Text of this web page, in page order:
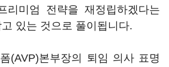
리미엄 전략을 재정립하겠다는
있는 것으로 풀이됩니다.
(AVP)본부장의 퇴임 의사 표명